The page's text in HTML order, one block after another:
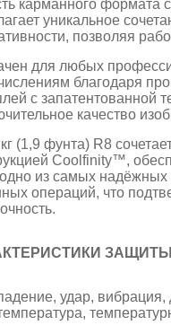
карманного
уникальное
позволяя
для любых
благодаря
с запатентованной
качество
(1,9 фунта) R8
Coolfinity™,
из самых
операций, что
удар,